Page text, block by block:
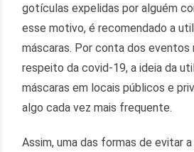
gotículas expelidas por alguém
esse motivo, é recomendado a
máscaras. Por conta dos eventos
respeito da covid-19, a ideia da
máscaras em locais públicos e
algo cada vez mais frequente.
Assim, uma das formas de evitar